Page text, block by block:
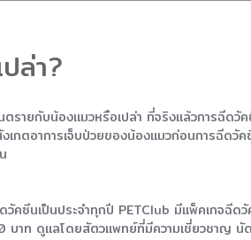
ล่า?
รายกับน้องแมวหรือเปล่า ที่จริงแล้วการฉี
เกตอาการเจ็บป่วยของน้องแมวก่อนการฉี
คซีนเป็นประจำทุกปี PETClub มีแพ็คเกจฉี
บาท ดูแลโดยสัตวแพทย์ที่มีความเชี่ยวชาญ นัด